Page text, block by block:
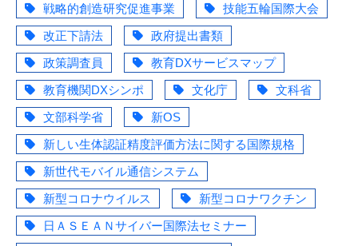
戦略的創造研究促進事業
技能五輪国際大会
改正下請法
政府提出書類
政策調査員
教育DXサービスマップ
教育機関DXシンポ
文化庁
文科省
文部科学省
新OS
新しい生体認証精度評価方法に関する国際規格
新世代モバイル通信システム
新型コロナウイルス
新型コロナワクチン
日ＡＳＥＡＮサイバー国際法セミナー